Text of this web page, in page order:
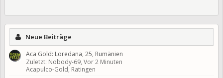
Neue Beiträge
Aca Gold: Loredana, 25, Rumänien
Zuletzt: Nobody-69, Vor 2 Minuten
Acapulco-Gold, Ratingen